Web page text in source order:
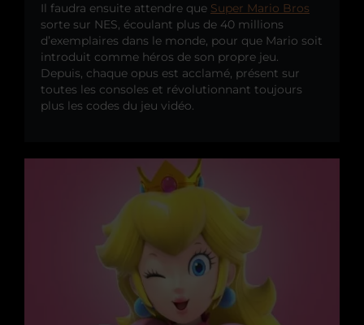
Il faudra ensuite attendre que Super Mario Bros
sorte sur NES, écoulant plus de 40 millions
d’exemplaires dans le monde, pour que Mario soit
introduit comme héros de son propre jeu.
Depuis, chaque opus est acclamé, présent sur
toutes les consoles et révolutionnant toujours
plus les codes du jeu vidéo.